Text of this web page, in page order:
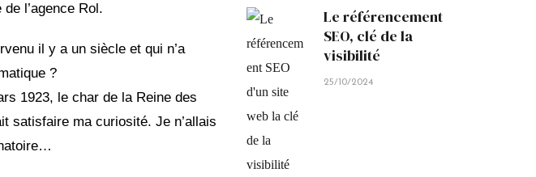
l’agence Rol.
il y a un siècle et qui n’a
?
1923, le char de la Reine des
satisfaire ma curiosité. Je n’allais
Le référencement
SEO, clé de la
visibilité
25/10/2024